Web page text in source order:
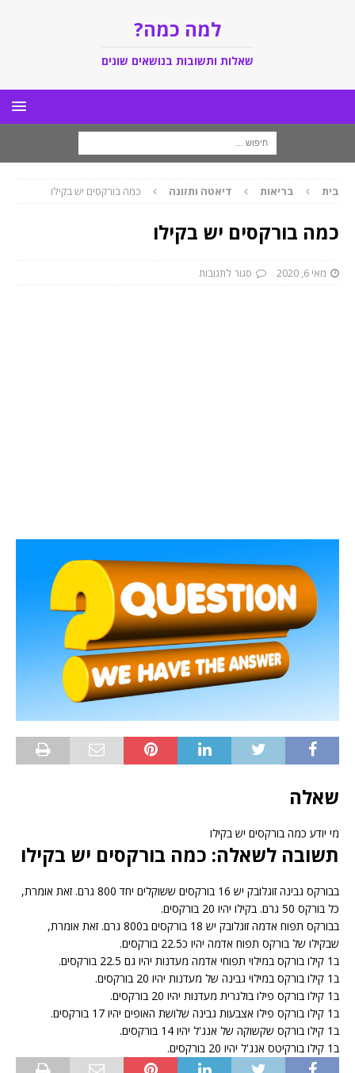
למה כמה?
שאלות ותשובות בנושאים שונים
בית בריאות דיאטה ותזונה כמה בורקסים יש בקילו
כמה בורקסים יש בקילו
מאי 6, 2020 סגור לתגובות
שאלה
מי יודע כמה בורקסים יש בקילו
תשובה לשאלה: כמה בורקסים יש בקילו
בבורקס גבינה זוגלובק יש 16 בורקסים ששוקלים יחד 800 גרם. זאת אומרת,
כל בורקס 50 גרם. בקילו יהיו 20 בורקסים.
בבורקס תפוח אדמה זוגלובק יש 18 בורקסים ב800 גרם. זאת אומרת,
שבקילו של בורקס תפוח אדמה יהיו כ22.5 בורקסים.
ב1 קילו בורקס במילוי תפוחי אדמה מעדנות יהיו גם 22.5 בורקסים.
ב1 קילו בורקס במילוי גבינה של מעדנות יהיו 20 בורקסים.
ב1 קילו בורקס פילו בולגרית מעדנות יהיו 20 בורקסים.
ב1 קילו בורקס פילו אצבעות גבינה שלושת האופים יהיו 17 בורקסים.
ב1 קילו בורקס שקשוקה של אנג'ל יהיו 14 בורקסים.
ב1 קילו בורקיטס אנג'ל יהיו 20 בורקסים.